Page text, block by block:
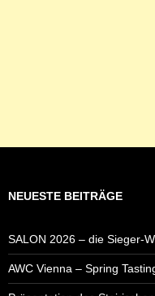
NEUESTE BEITRÄGE
SALON 2026 – die Sieger-
AWC Vienna – Spring